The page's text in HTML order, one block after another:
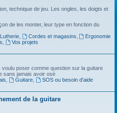
technique de jeu. Les ongles, les doigts et
de les monter, leur type en fonction du
Lutherie, Cordes et magasins
Ergonomie
Vos projets
poser comme question sur la guitare
sans jamais avoir osé
Guitare,
SOS ou besoin d'aide
de la guitare